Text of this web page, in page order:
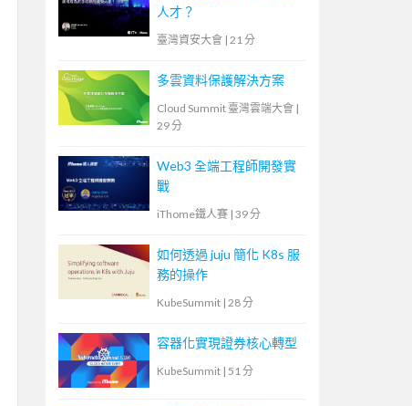
人才？
臺灣資安大會 | 21 分
多雲資料保護解決方案
Cloud Summit 臺灣雲端大會 |
29 分
Web3 全端工程師開發實
戰
iThome鐵人賽 | 39 分
如何透過 juju 簡化 K8s 服
務的操作
KubeSummit | 28 分
容器化實現證券核心轉型
KubeSummit | 51 分